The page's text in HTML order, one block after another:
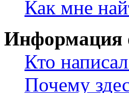
Как мне
Информация
Кто
Почему